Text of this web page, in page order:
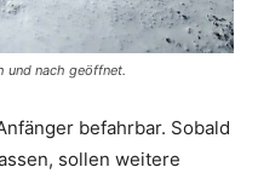
und nach geöffnet.
befahrbar. Sobald
sollen weitere